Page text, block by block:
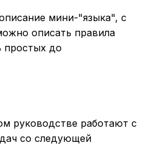
мини-"языка", с
описать правила
простых до
руководстве работают с
со следующей